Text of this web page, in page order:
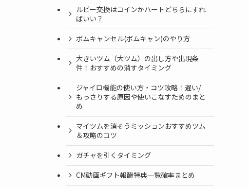
ルビー交換はコインかハートどちらにすれ
ばいい？
ボムキャンセル(ボムキャン)のやり方
大きいツム（大ツム）の出し方や出現条
件！おすすめの消すタイミング
ジャイロ機能の使い方・コツ攻略！遅い/
もっさりする原因や使いこなすためのまと
め
マイツムを消そうミッションおすすめツム
＆攻略のコツ
ガチャを引くタイミング
CM動画ギフト報酬特典一覧確率まとめ